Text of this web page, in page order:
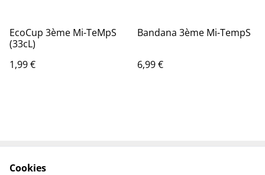
EcoCup 3ème Mi-TeMpS
(33cL)
1,99 €
Bandana 3ème Mi-TempS
6,99 €
Cookies